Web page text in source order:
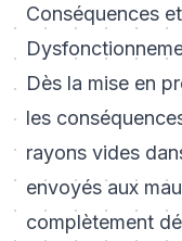
Conséquences
Dès la mise en
les
rayons vides
envoyés aux
complètement